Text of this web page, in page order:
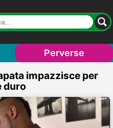
Perverse
impazzisce per
duro